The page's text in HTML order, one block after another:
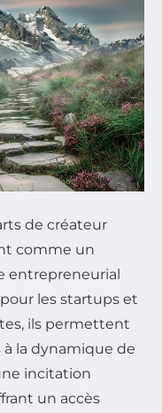
de créateur
comme un
entrepreneurial
les startups et
ils permettent
à la dynamique de
incitation
un accès